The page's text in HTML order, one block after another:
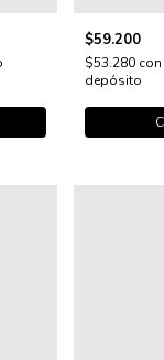
$59.200
$53.280 con
depósito